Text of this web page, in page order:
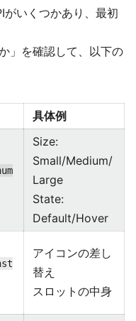
いくつかあり、最初
」を確認して、以下の
具体例
Size:
Small/Medium/
Large
State:
Default/Hover
アイコンの差し
替え
スロットの中身